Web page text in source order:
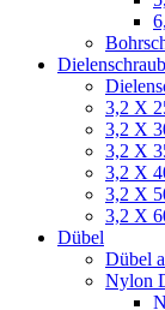
3,2 X
3,2 X
3,2 X
3,2 X
3,2 X
3,2 X
Dübel
Dübel
Nylon